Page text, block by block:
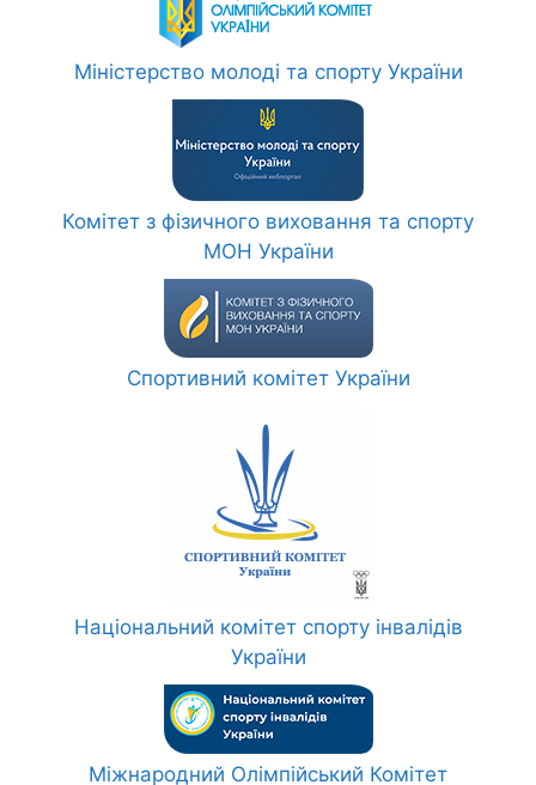
Міністерство молоді та спорту України
Комітет з фізичного виховання та спорту
МОН України
Спортивний комітет України
Національний комітет спорту інвалідів
України
Міжнародний Олімпійський Комітет